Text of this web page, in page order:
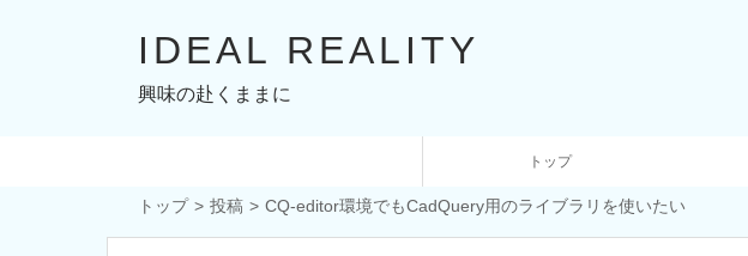
IDEAL REALITY
興味の赴くままに
トップ
トップ 投稿 CQ-editor環境でもCadQuery用のライブラリを使いたい